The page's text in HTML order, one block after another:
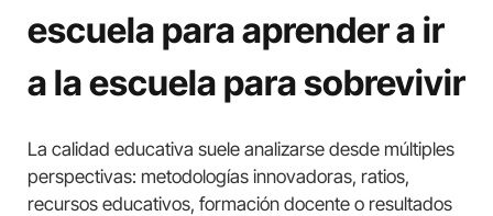
escuela para aprender a ir
a la escuela para sobrevivir
La calidad educativa suele analizarse desde múltiples
perspectivas: metodologías innovadoras, ratios,
recursos educativos, formación docente o resultados